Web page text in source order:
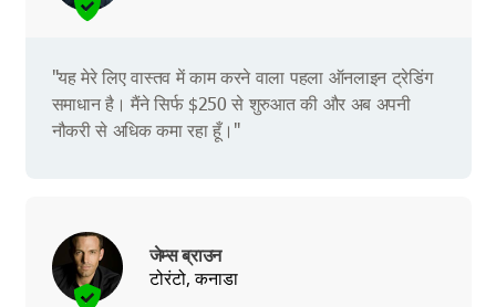
"यह मेरे लिए वास्तव में काम करने वाला पहला ऑनलाइन ट्रेडिंग
समाधान है। मैंने सिर्फ $250 से शुरुआत की और अब अपनी
नौकरी से अधिक कमा रहा हूँ।"
जेम्स ब्राउन
टोरंटो, कनाडा